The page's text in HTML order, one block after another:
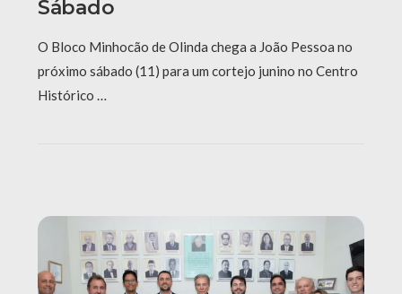
Sábado
O Bloco Minhocão de Olinda chega a João Pessoa no
próximo sábado (11) para um cortejo junino no Centro
Histórico …